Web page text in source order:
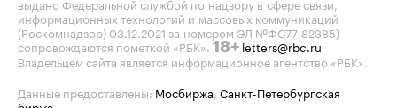
информационных технологий и массовых коммуникаций
(Роскомнадзор) 03.12.2021 за номером ЭЛ №ФС77-82385)
сопровождаются пометкой «РБК». 18+ letters@rbc.ru
Владельцем сайта является информационное агентство «РБК».
Данные предоставлены: Мосбиржа Санкт-Петербургская